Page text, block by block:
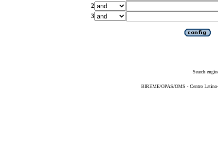
2
3
Search
BIREME/OPAS/OMS - Centro Latino-